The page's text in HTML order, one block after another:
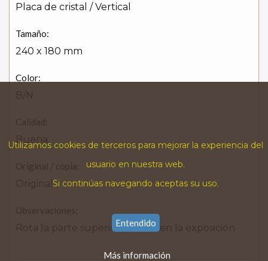
Placa de cristal / Vertical
Tamaño:
240 x 180 mm
Color:
B/N
Calidad:
Buena
Original / copia:
Original
Observaciones:
Rota la parte superior / Usada en la exposición
Utilizamos cookies de terceros para mejorar la experiencia del
usuario en nuestra web.
Si continúas navegando aceptas su uso.
Entendido
Más información